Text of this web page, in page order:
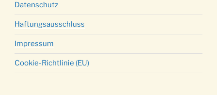
Datenschutz
Haftungsausschluss
Impressum
Cookie-Richtlinie (EU)